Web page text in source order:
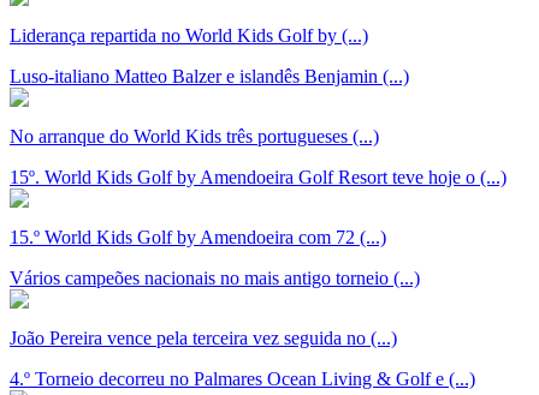
Liderança repartida no World Kids Golf by (...)
Luso-italiano Matteo Balzer e islandês Benjamin (...)
No arranque do World Kids três portugueses (...)
15º. World Kids Golf by Amendoeira Golf Resort teve hoje o (...)
15.º World Kids Golf by Amendoeira com 72 (...)
Vários campeões nacionais no mais antigo torneio (...)
João Pereira vence pela terceira vez seguida no (...)
4.º Torneio decorreu no Palmares Ocean Living & Golf e (...)